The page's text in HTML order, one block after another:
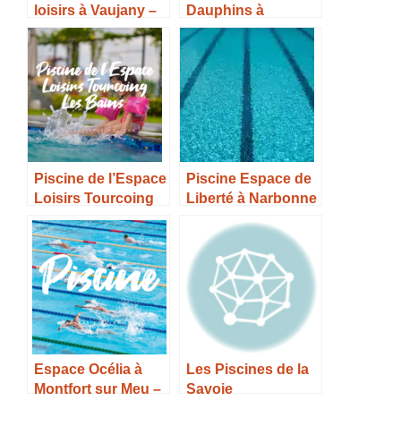
loisirs à Vaujany –
Horaires, Tarifs et
Infos –
Dauphins à
Châteaubriant –
Horaires, Tarifs et
Infos –
Piscine de l’Espace
Loisirs Tourcoing
Les Bains –
Horaires, Tarifs et
Infos –
Piscine Espace de
Liberté à Narbonne
Infos –
Espace Océlia à
Montfort sur Meu –
Les Piscines de la
Savoie